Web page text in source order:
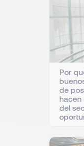
Por
de
hacen
del